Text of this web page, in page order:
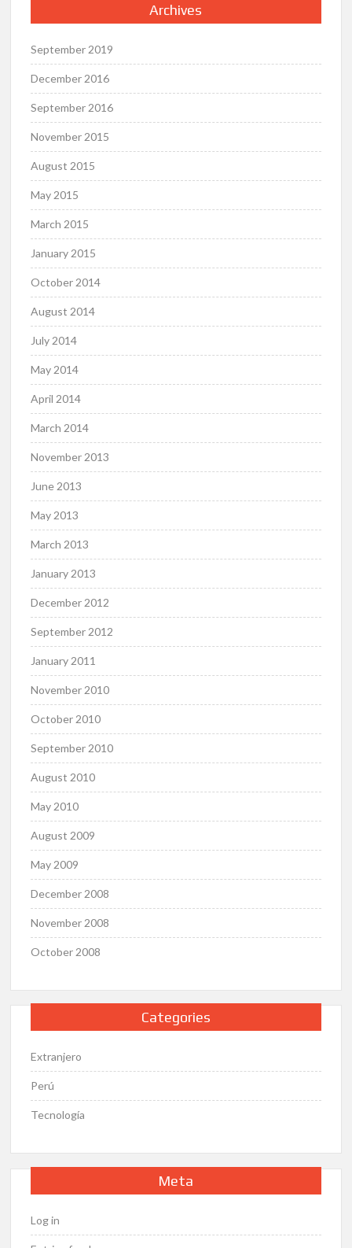
Archives
September 2019
December 2016
September 2016
November 2015
August 2015
May 2015
March 2015
January 2015
October 2014
August 2014
July 2014
May 2014
April 2014
March 2014
November 2013
June 2013
May 2013
March 2013
January 2013
December 2012
September 2012
January 2011
November 2010
October 2010
September 2010
August 2010
May 2010
August 2009
May 2009
December 2008
November 2008
October 2008
Categories
Extranjero
Perú
Tecnología
Meta
Log in